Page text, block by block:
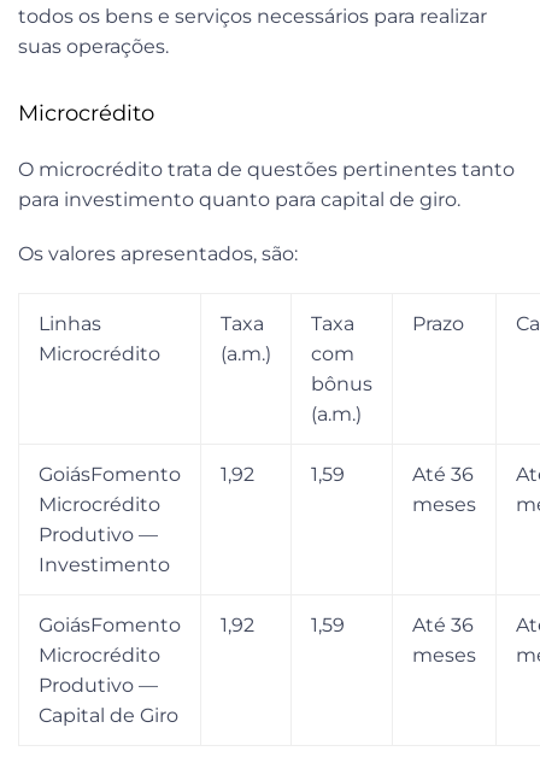
todos os bens e serviços necessários para realizar
suas operações.
Microcrédito
O microcrédito trata de questões pertinentes tanto
para investimento quanto para capital de giro.
Os valores apresentados, são:
Linhas
Microcrédito
Taxa
(a.m.)
Taxa
com
bônus
(a.m.)
Prazo
GoiásFomento
Microcrédito
Produtivo —
Investimento
1,92 1,59
Até 36
meses
GoiásFomento
Microcrédito
Produtivo —
Capital de Giro
1,92 1,59
Até 36
meses